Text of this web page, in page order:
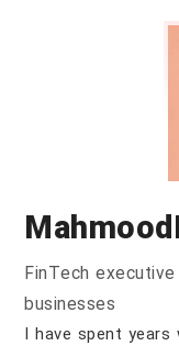
FinTech
businesses
I have spent